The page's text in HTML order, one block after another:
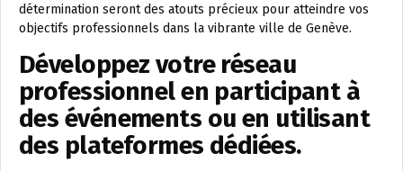
détermination seront des atouts précieux pour atteindre vos
objectifs professionnels dans la vibrante ville de Genève.
Développez votre réseau
professionnel en participant à
des événements ou en utilisant
des plateformes dédiées.